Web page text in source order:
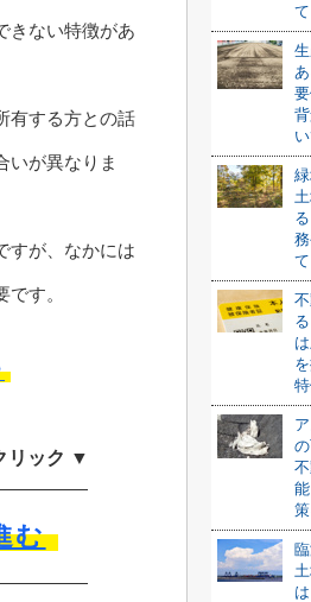
きない特徴があ
有する方との話
いが異なりま
すが、なかには
す。
リック ▼
む